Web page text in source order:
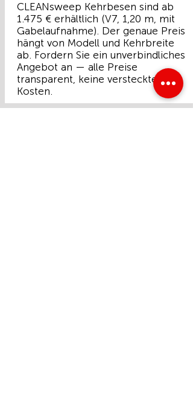
CLEANsweep Kehrbesen sind ab
1.475 € erhältlich (V7, 1,20 m, mit
Gabelaufnahme). Der genaue Preis
hängt von Modell und Kehrbreite
ab. Fordern Sie ein unverbindliches
Angebot an — alle Preise
transparent, keine versteckten
Kosten.